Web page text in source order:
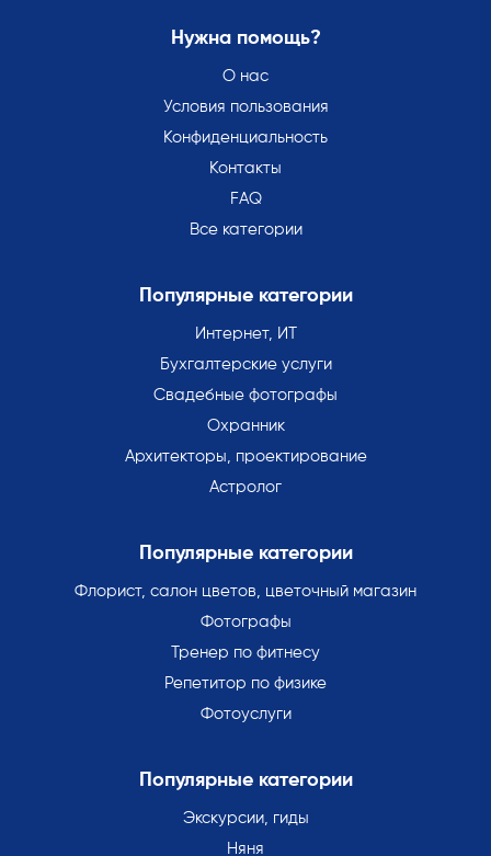
Нужна помощь?
О нас
Условия пользования
Конфиденциальность
Контакты
FAQ
Все категории
Популярные категории
Интернет, ИТ
Бухгалтерские услуги
Свадебные фотографы
Охранник
Архитекторы, проектирование
Астролог
Популярные категории
Флорист, салон цветов, цветочный магазин
Фотографы
Тренер по фитнесу
Репетитор по физике
Фотоуслуги
Популярные категории
Экскурсии, гиды
Няня